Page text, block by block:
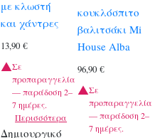
με κλωστή
και χάντρες
13,90€
Σε
προπαραγγελία
— παράδοση 2–
7 ημέρες.
Περισσότερα
Δημιουργικό
κουκλόσπιτο
βαλιτσάκι Mi
House Alba
96,90€
Σε
προπαραγγελία
— παράδοση 2–
7 ημέρες.